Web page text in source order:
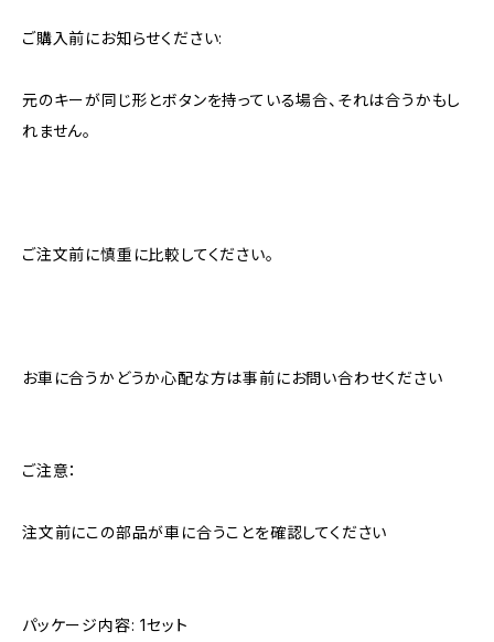
ご購入前にお知らせください:
元のキーが同じ形とボタンを持っている場合、それは合うかもし
れません。
ご注文前に慎重に比較してください。
お車に合うかどうか心配な方は事前にお問い合わせください
ご注意：
注文前にこの部品が車に合うことを確認してください
パッケージ内容: 1セット